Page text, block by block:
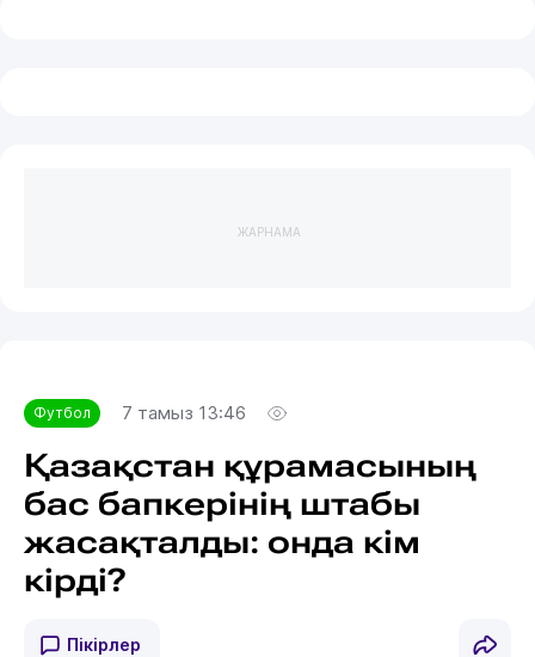
ЖАРНАМА
Футбол 7 тамыз 13:46
Қазақстан құрамасының
бас бапкерінің штабы
жасақталды: онда кім
кірді?
Пікірлер